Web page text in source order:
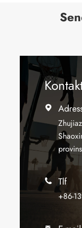

 Tlf
+86-